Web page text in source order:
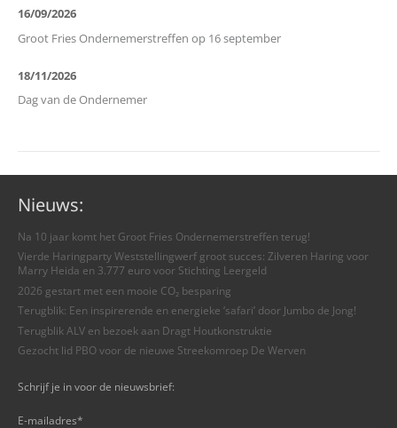
16/09/2026
Groot Fries Ondernemerstreffen op 16 september
18/11/2026
Dag van de Ondernemer
Nieuws:
Na 10 jaar komt het Groot Fries Ondernemerstreffen terug!
Vierde Haringparty Weststellingwerf groot succes: Zilveren Haring voor
Marry Heida en 3.777 euro voor Stichting Leergeld
2026 gestart met een mooie CO₂ besparing
Terugblik: Een inspirerende en energieke ‘safari’ door Jumbo de Jong!
Terugblik ALV en bezoek aan Dragt Houtkonstruktie
Gezocht lid PBO voor de nieuwe Streekomroep De Werven
Schrijf je in voor de nieuwsbrief:
E-mailadres*